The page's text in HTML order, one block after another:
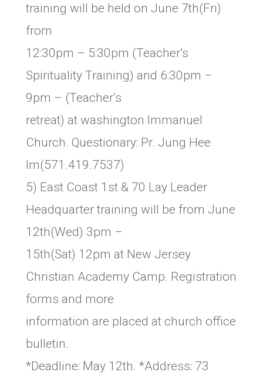
training will be held on June 7th(Fri)
from
12:30pm – 5:30pm (Teacher’s
Spirituality Training) and 6:30pm –
9pm – (Teacher’s
retreat) at washington Immanuel
Church. Questionary: Pr. Jung Hee
Im(571.419.7537)
5) East Coast 1st & 70 Lay Leader
Headquarter training will be from June
12th(Wed) 3pm –
15th(Sat) 12pm at New Jersey
Christian Academy Camp. Registration
forms and more
information are placed at church office
bulletin.
*Deadline: May 12th. *Address: 73